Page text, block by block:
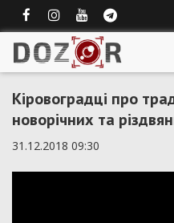
Кіровоградці про
новорічних та
31.12.2018 09:30